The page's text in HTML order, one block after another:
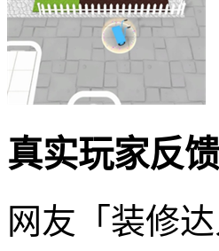
真实玩家反馈
网友「装修